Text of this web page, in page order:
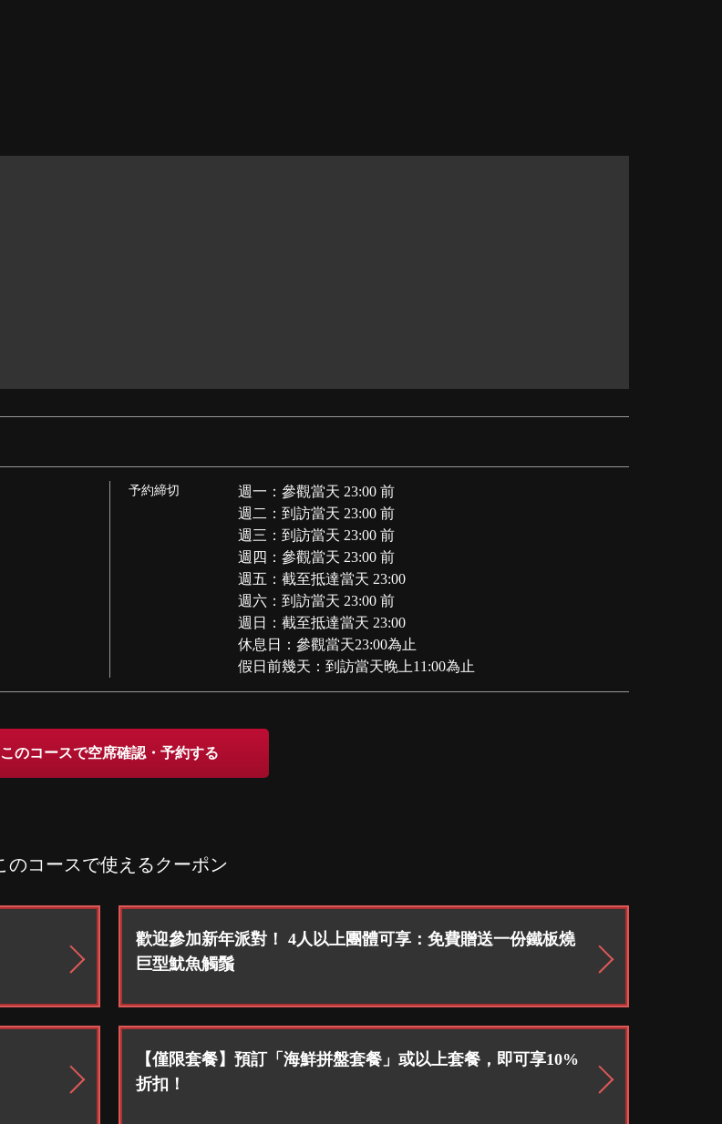
予約締切
週一：參觀當天 23:00 前
週二：到訪當天 23:00 前
週三：到訪當天 23:00 前
週四：參觀當天 23:00 前
週五：截至抵達當天 23:00
週六：到訪當天 23:00 前
週日：截至抵達當天 23:00
休息日：參觀當天23:00為止
假日前幾天：到訪當天晚上11:00為止
このコースで空席確認・予約する
のコースで使えるクーポン
歡迎參加新年派對！ 4人以上團體可享：免費贈送一份鐵板燒
巨型魷魚觸鬚
【僅限套餐】預訂「海鮮拼盤套餐」或以上套餐，即可享10%
折扣！